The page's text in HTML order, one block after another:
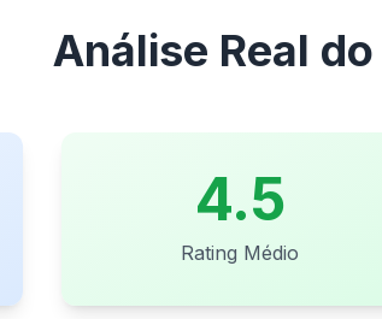
Análise Real
4.5
Rating Médio